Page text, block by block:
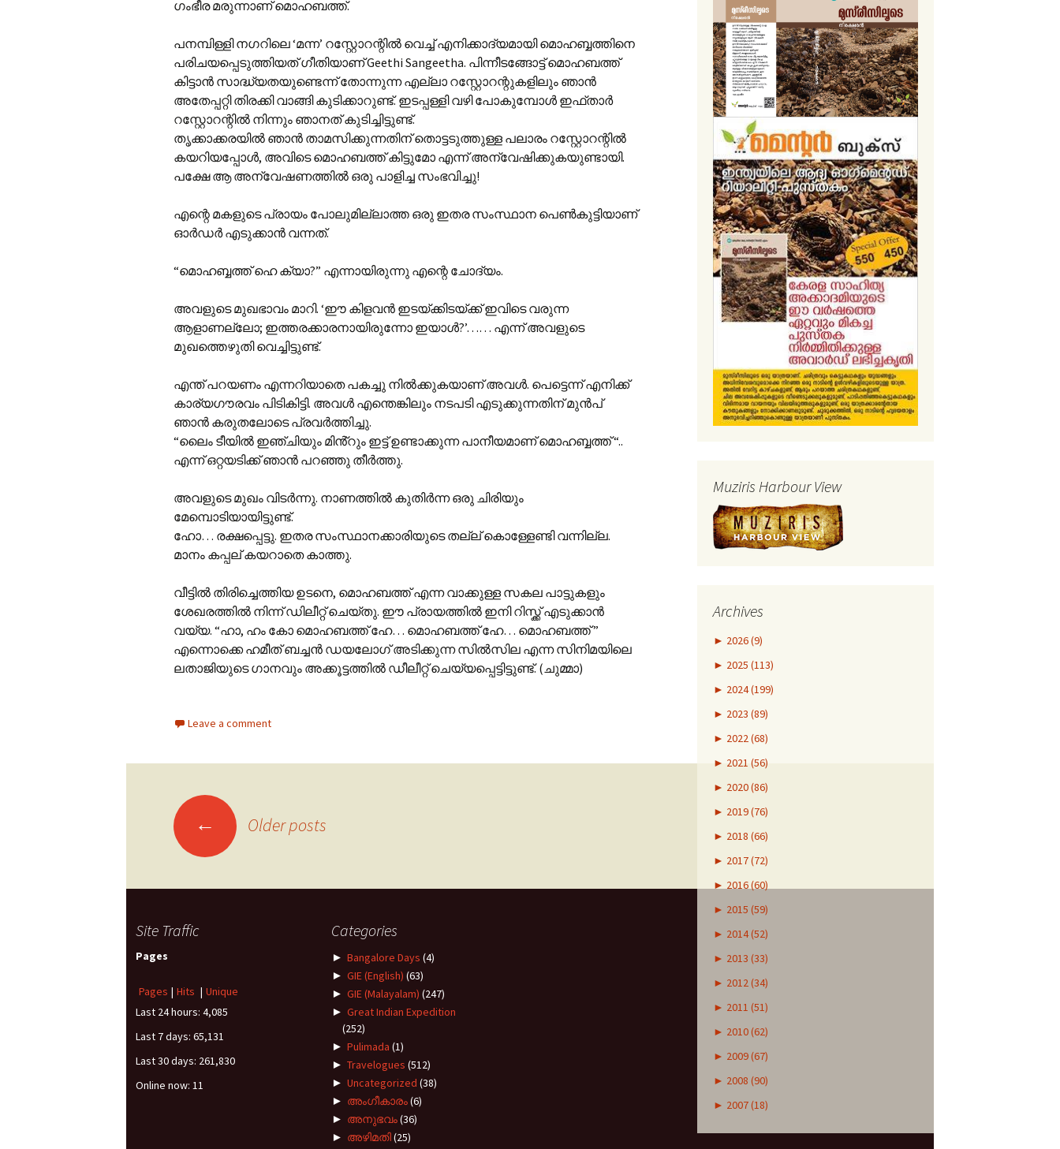
ഗംഭീര മരുന്നാണ് മൊഹബത്ത്.
പനമ്പിള്ളി നഗറിലെ ‘മന്ന’ റസ്റ്റോറന്റിൽ വെച്ച് എനിക്കാദ്യമായി മൊഹബ്ബത്തിനെ
പരിചയപ്പെടുത്തിയത് ഗീതിയാണ് Geethi Sangeetha. പിന്നീടങ്ങോട്ട് മൊഹബത്ത്
കിട്ടാൻ സാദ്ധ്യതയുണ്ടെന്ന് തോന്നുന്ന എല്ലാ റസ്റ്റോറന്റുകളിലും ഞാൻ
അതേപ്പറ്റി തിരക്കി വാങ്ങി കുടിക്കാറുണ്ട്. ഇടപ്പള്ളി വഴി പോകുമ്പോൾ ഇഫ്താർ
റസ്റ്റോറന്റിൽ നിന്നും ഞാനത് കുടിച്ചിട്ടുണ്ട്.
തൃക്കാക്കരയിൽ ഞാൻ താമസിക്കുന്നതിന് തൊട്ടടുത്തുള്ള പലാരം റസ്റ്റോറന്റിൽ
കയറിയപ്പോൾ, അവിടെ മൊഹബത്ത് കിട്ടുമോ എന്ന് അന്വേഷിക്കുകയുണ്ടായി.
പക്ഷേ ആ അന്വേഷണത്തിൽ ഒരു പാളിച്ച സംഭവിച്ചു!
എന്റെ മകളുടെ പ്രായം പോലുമില്ലാത്ത ഒരു ഇതര സംസ്ഥാന പെൺകുട്ടിയാണ്
ഓർഡർ എടുക്കാൻ വന്നത്.
“മൊഹബ്ബത്ത് ഹെ ക്യാ?” എന്നായിരുന്നു എന്റെ ചോദ്യം.
അവളുടെ മുഖഭാവം മാറി. ‘ഈ കിളവൻ ഇടയ്ക്കിടയ്ക്ക് ഇവിടെ വരുന്ന
ആളാണല്ലോ; ഇത്തരക്കാരനായിരുന്നോ ഇയാൾ?’…… എന്ന് അവളുടെ
മുഖത്തെഴുതി വെച്ചിട്ടുണ്ട്.
എന്ത് പറയണം എന്നറിയാതെ പകച്ചു നിൽക്കുകയാണ് അവൾ. പെട്ടെന്ന് എനിക്ക്
കാര്യഗൗരവം പിടികിട്ടി. അവൾ എന്തെങ്കിലും നടപടി എടുക്കുന്നതിന് മുൻപ്
ഞാൻ കരുതലോടെ പ്രവർത്തിച്ചു.
“ലൈം ടീയിൽ ഇഞ്ചിയും മിൻ്റും ഇട്ട് ഉണ്ടാക്കുന്ന പാനീയമാണ് മൊഹബ്ബത്ത് “..
എന്ന് ഒറ്റയടിക്ക് ഞാൻ പറഞ്ഞു തീർത്തു.
അവളുടെ മുഖം വിടർന്നു. നാണത്തിൽ കുതിർന്ന ഒരു ചിരിയും
മേമ്പൊടിയായിട്ടുണ്ട്.
ഹോ… രക്ഷപ്പെട്ടു. ഇതര സംസ്ഥാനക്കാരിയുടെ തല്ല് കൊള്ളേണ്ടി വന്നില്ല.
മാനം കപ്പല് കയറാതെ കാത്തു.
വീട്ടിൽ തിരിച്ചെത്തിയ ഉടനെ, മൊഹബത്ത് എന്ന വാക്കുള്ള സകല പാട്ടുകളും
ശേഖരത്തിൽ നിന്ന് ഡിലീറ്റ് ചെയ്തു. ഈ പ്രായത്തിൽ ഇനി റിസ്ക്ക് എടുക്കാൻ
വയ്യ. “ഹാ, ഹം കോ മൊഹബത്ത് ഹേ… മൊഹബത്ത് ഹേ… മൊഹബത്ത് ”
എന്നൊക്കെ ഹമീത് ബച്ചൻ ഡയലോഗ് അടിക്കുന്ന സിൽസില എന്ന സിനിമയിലെ
ലതാജിയുടെ ഗാനവും അക്കൂട്ടത്തിൽ ഡീലീറ്റ് ചെയ്യപ്പെട്ടിട്ടുണ്ട്. (ചുമ്മാ)
Leave a comment
Posts navigation
← Older posts
Muziris Harbour View
Archives
► 2026 (9)
► 2025 (113)
► 2024 (199)
► 2023 (89)
► 2022 (68)
► 2021 (56)
► 2020 (86)
► 2019 (76)
► 2018 (66)
► 2017 (72)
► 2016 (60)
► 2015 (59)
► 2014 (52)
► 2013 (33)
► 2012 (34)
► 2011 (51)
► 2010 (62)
► 2009 (67)
► 2008 (90)
► 2007 (18)
Site Traffic
Pages
Pages | Hits | Unique
Last 24 hours: 4,085
Last 7 days: 65,131
Last 30 days: 261,830
Online now: 11
Categories
► Bangalore Days (4)
► GIE (English) (63)
► GIE (Malayalam) (247)
► Great Indian Expedition
(252)
► Pulimada (1)
► Travelogues (512)
► Uncategorized (38)
► അംഗീകാരം(6)
► അനുഭവം(36)
► അഴിമതി(25)